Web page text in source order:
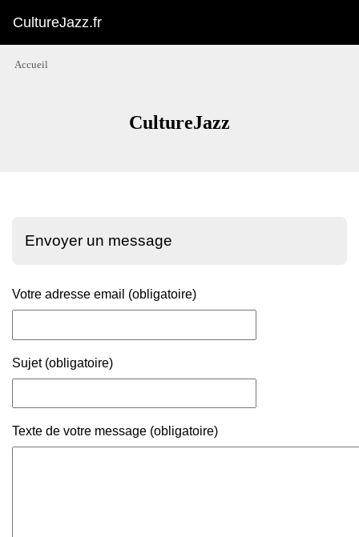
CultureJazz.fr
Accueil
CultureJazz
Envoyer un message
Votre adresse email (obligatoire)
Sujet (obligatoire)
Texte de votre message (obligatoire)